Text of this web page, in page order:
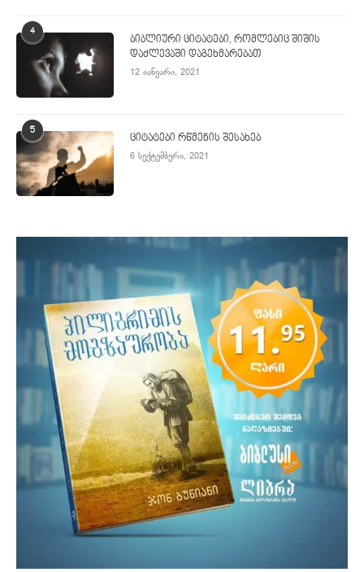
4
ბიბლიური ციტატები, რომლებიც შიშის
დაძლევაში დაგეხმარებათ
12 იანვარი, 2021
5
ციტატები რწმენის შესახებ
6 სექტემბერი, 2021